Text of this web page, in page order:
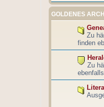
GOLDENES
Zu
finden
Zu